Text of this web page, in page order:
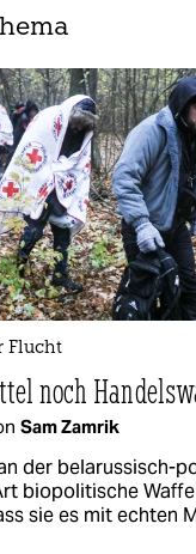
Flucht
noch
Sam Zamrik
der belarussisch-
biopolitische
sie es mit echten